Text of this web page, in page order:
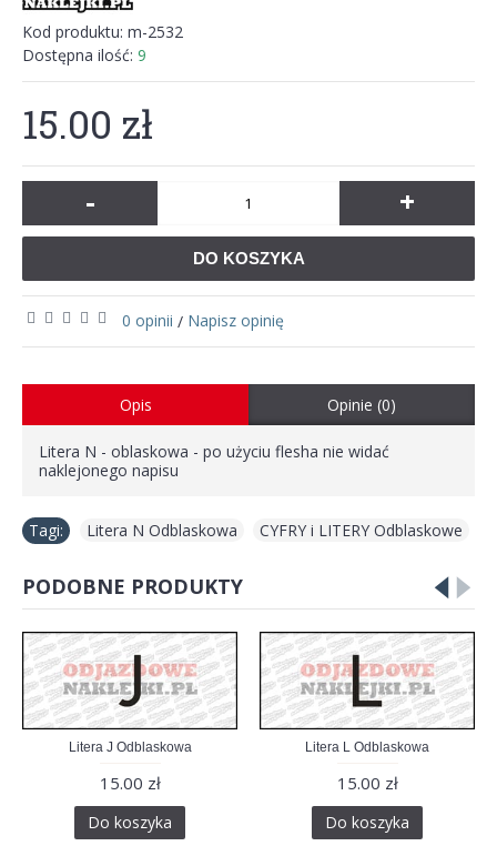
Kod produktu: m-2532
Dostępna ilość: 9
15.00 zł
- +
DO KOSZYKA
0 opinii / Napisz opinię
Opis Opinie (0)
Litera N - oblaskowa - po użyciu flesha nie widać
naklejonego napisu
Tagi: Litera N Odblaskowa CYFRY i LITERY Odblaskowe
PODOBNE PRODUKTY
Litera J Odblaskowa
15.00 zł
Do koszyka
Litera L Odblaskowa
15.00 zł
Do koszyka